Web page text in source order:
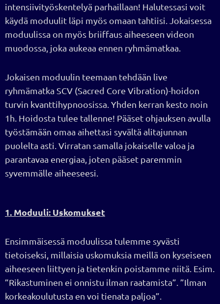
intensiivityöskentelyä parhaillaan! Halutessasi voit
käydä moduulit läpi myös omaan tahtiisi. Jokaisessa
moduulissa on myös briiffaus aiheeseen videon
muodossa, joka aukeaa ennen ryhmämatkaa.
Jokaisen moduulin teemaan tehdään live
ryhmämatka SCV (Sacred Core Vibration)-hoidon
turvin kvanttihypnoosissa. Yhden kerran kesto noin
1h. Hoidosta tulee tallenne! Pääset ohjauksen avulla
työstämään omaa aihettasi syvältä alitajunnan
puolelta asti. Virratan samalla jokaiselle valoa ja
parantavaa energiaa, joten pääset paremmin
syvemmälle aiheeseesi.
1. Moduuli: Uskomukset
Ensimmäisessä moduulissa tulemme syvästi
tietoiseksi, millaisia uskomuksia meillä on kyseiseen
aiheeseen liittyen ja tietenkin poistamme niitä. Esim.
”Rikastuminen ei onnistu ilman raatamista”. ”Ilman
korkeakoulutusta en voi tienata paljoa”.